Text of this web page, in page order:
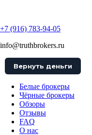
+7 (916) 783-94-05
info@truthbrokers.ru
Вернуть деньги
Белые брокеры
Чёрные брокеры
Обзоры
Отзывы
FAQ
О нас